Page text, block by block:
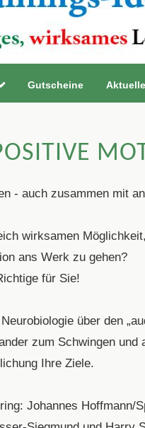
Gutscheine
- auch zusammen mit
wirksamen
ans Werk zu gehen?
für Sie!
über den
zum Schwingen und
Ihre Ziele.
Johannes Hoffmann/